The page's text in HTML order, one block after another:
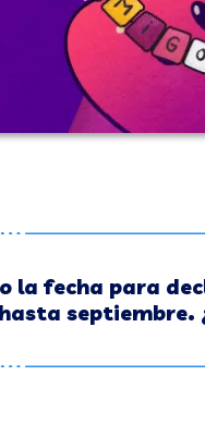
la fecha para
septiembre.